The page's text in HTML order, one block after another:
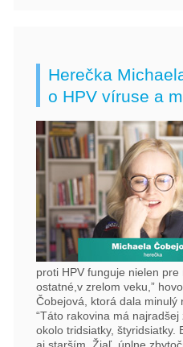
Herečka
o HPV víruse a
proti HPV funguje nielen
ostatné,v zrelom veku,”
Čobejová, ktorá dala minulý
“Táto rakovina má
okolo tridsiatky, štyridsiatky.